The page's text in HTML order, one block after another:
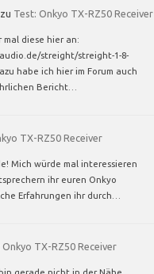
zu Test: Onkyo TX-RZ50 Receiver
mal diese hier an:
streight/streight-1-8-
habe ich hier im Forum auch
Bericht…
TX-RZ50 Receiver
Mich würde mal interessieren
ihr euren Onkyo
Erfahrungen ihr durch…
Onkyo TX-RZ50 Receiver
gerade nicht in der Nähe